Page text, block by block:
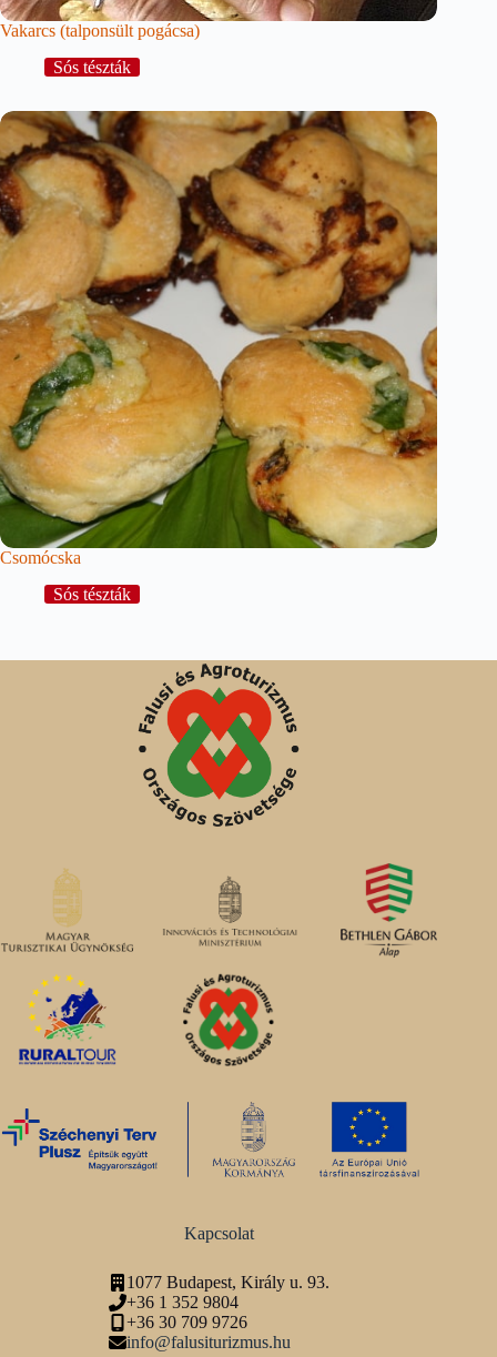
Vakarcs (talponsült pogácsa)
Sós tészták
Csomócska
Sós tészták
Kapcsolat
1077 Budapest, Király u. 93.
+36 1 352 9804
+36 30 709 9726
info@falusiturizmus.hu